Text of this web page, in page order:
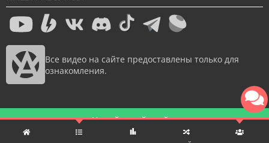
Все видео на сайте предоставлены только для
ознакомления.
Новый дизайн сайта